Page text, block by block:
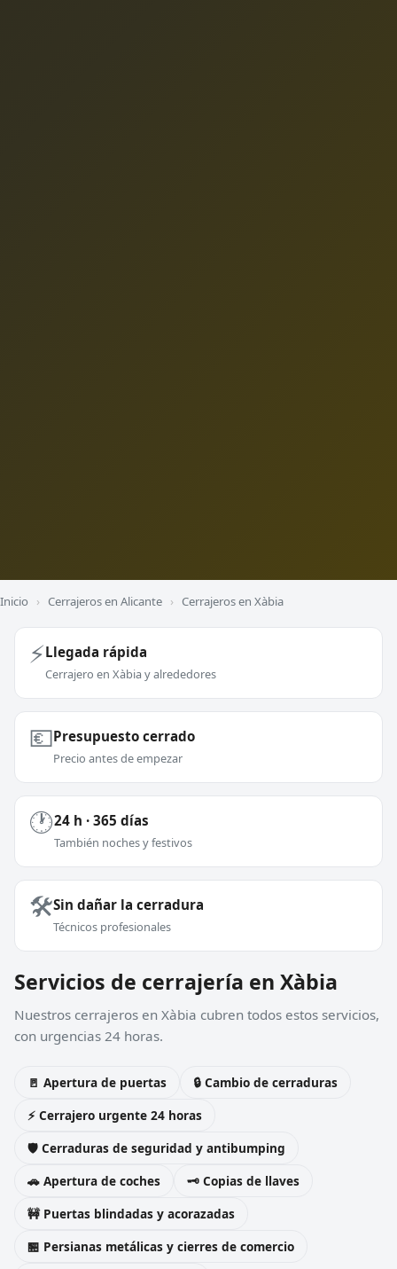
Inicio › Cerrajeros en Alicante › Cerrajeros en Xàbia
⚡Llegada rápida
Cerrajero en Xàbia y alrededores
💶Presupuesto cerrado
Precio antes de empezar
🕐24 h · 365 días
También noches y festivos
🛠️Sin dañar la cerradura
Técnicos profesionales
Servicios de cerrajería en Xàbia
Nuestros cerrajeros en Xàbia cubren todos estos servicios,
con urgencias 24 horas.
🚪 Apertura de puertas
🔒 Cambio de cerraduras
⚡ Cerrajero urgente 24 horas
🛡️ Cerraduras de seguridad y antibumping
🚗 Apertura de coches
🗝️ Copias de llaves
🚧 Puertas blindadas y acorazadas
🏪 Persianas metálicas y cierres de comercio